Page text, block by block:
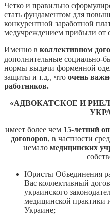
Четко и правильно
стать фундаментом для
конкурентной заработной
медучреждением прибыли от
Именно в коллективном
дополнительные социально-
нормы выдачи форменной
защиты и т.д., что очень
работников.
«АДВОКАТСКОЕ И
имеет более чем 15-летний
договоров, в частности
немало медицинских
Юристы Объединения
Вас коллективный
украинского
медицинской практики
Украине;